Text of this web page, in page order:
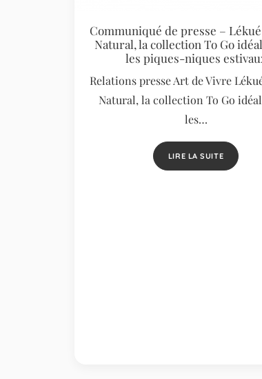
Communiqué de presse –
Natural, la collection To Go
les piques-niques
Relations presse Art de Vivre
Natural, la collection To Go
les…
LIRE LA SUITE